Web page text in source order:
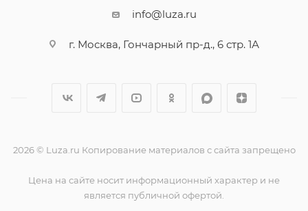
info@luza.ru
г. Москва, Гончарный пр-д., 6 стр. 1А
2026 © Luza.ru Копирование материалов с сайта запрещено
Цена на сайте носит информационный характер и не
является публичной офертой.